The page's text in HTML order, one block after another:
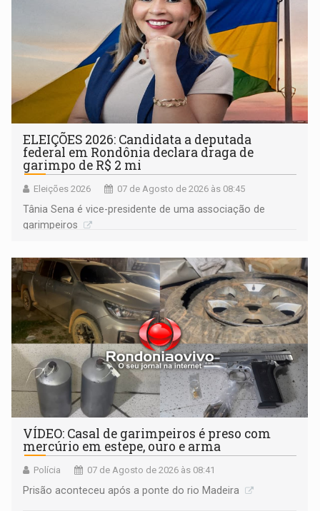
ELEIÇÕES 2026: Candidata a deputada
federal em Rondônia declara draga de
garimpo de R$ 2 mi
Eleições 2026 07 de Agosto de 2026 às 08:45
Tânia Sena é vice-presidente de uma associação de
garimpeiros
VÍDEO: Casal de garimpeiros é preso com
mercúrio em estepe, ouro e arma
Polícia 07 de Agosto de 2026 às 08:41
Prisão aconteceu após a ponte do rio Madeira